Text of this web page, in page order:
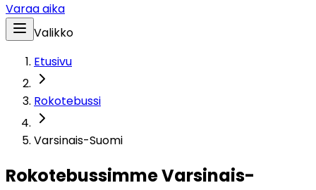
Varaa aika
Valikko
Etusivu
Rokotebussi
Varsinais-Suomi
Rokotebussimme Varsinais-